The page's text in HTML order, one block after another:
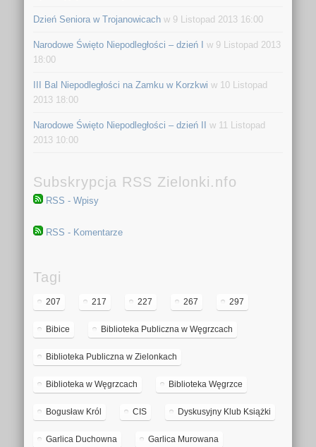
Dzień Seniora w Trojanowicachw 9 Listopad 2013 16:00
Narodowe Święto Niepodległości – dzień I w 9 Listopad 2013
18:00
III Bal Niepodległości na Zamku w Korzkwi w 10 Listopad
2013 18:00
Narodowe Święto Niepodległości – dzień II w 11 Listopad
2013 10:00
Subskrypcja RSS Zielonki.nfo
RSS - Wpisy
RSS - Komentarze
Tagi
207 217 227 267 297
Bibice Biblioteka Publiczna w Węgrzcach
Biblioteka Publiczna w Zielonkach
Biblioteka w Węgrzcach Biblioteka Węgrzce
Bogusław Król CIS Dyskusyjny Klub Książki
Garlica Duchowna Garlica Murowana